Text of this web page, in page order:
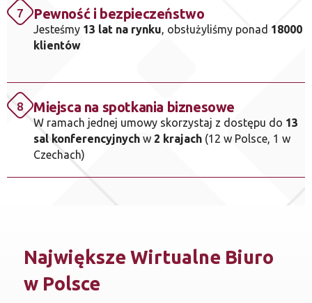
7 Pewność i bezpieczeństwo
Jesteśmy 13 lat na rynku, obsłużyliśmy ponad 18000
klientów
8 Miejsca na spotkania biznesowe
W ramach jednej umowy skorzystaj z dostępu do 13
sal konferencyjnych w 2 krajach (12 w Polsce, 1 w
Czechach)
Największe Wirtualne Biuro
w Polsce